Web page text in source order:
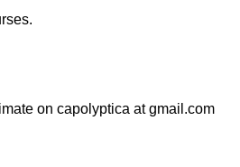
on capolyptica at gmail.com